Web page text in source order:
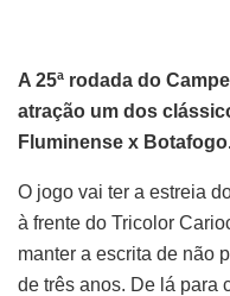
A 25ª rodada do
atração um dos
Fluminense x
O jogo vai ter a estreia
à frente do Tricolor
manter a escrita de não
de três anos. De lá para